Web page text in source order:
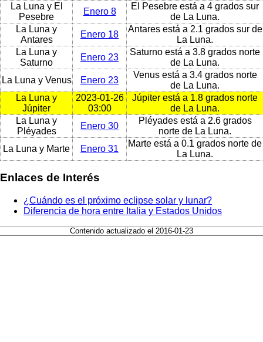
La Luna y El
Pesebre
Enero 8
El Pesebre está a 4 grados sur
de La Luna.
La Luna y
Antares
Enero 18
Antares está a 2.1 grados sur de
La Luna.
La Luna y
Saturno
Enero 23
Saturno está a 3.8 grados norte
de La Luna.
La Luna y Venus
Enero 23
Venus está a 3.4 grados norte
de La Luna.
La Luna y
Júpiter
2023-01-26
03:00
Júpiter está a 1.8 grados norte
de La Luna.
La Luna y
Pléyades
Enero 30
Pléyades está a 2.6 grados
norte de La Luna.
La Luna y Marte
Enero 31
Marte está a 0.1 grados norte de
La Luna.
Enlaces de Interés
¿Cuándo es el próximo eclipse solar y lunar?
Diferencia de hora entre Italia y Estados Unidos
Contenido actualizado el 2016-01-23